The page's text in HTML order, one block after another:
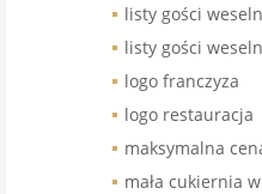
listy gości
listy gości
logo franczyza
logo restauracja
maksymalna
mała cukiernia